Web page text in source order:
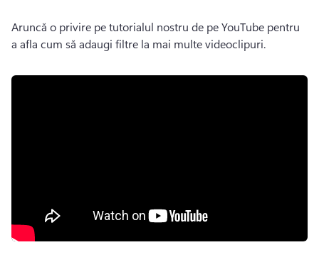
Aruncă o privire pe tutorialul nostru de pe YouTube pentru
a afla cum să adaugi filtre la mai multe videoclipuri.